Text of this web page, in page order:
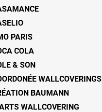
PARIS
COLA
& SON
WALLCOVERINGS
BAUMANN
WALLCOVERING